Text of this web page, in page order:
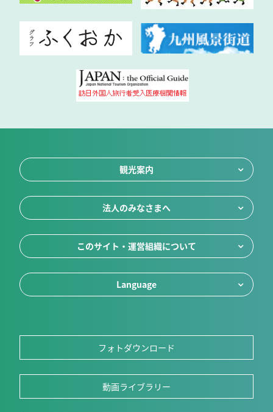
観光案内
法人のみなさまへ
このサイト・運営組織について
Language
フォトダウンロード
動画ライブラリー